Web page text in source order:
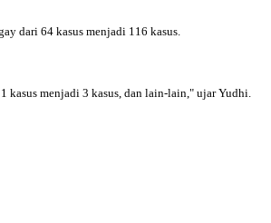
dari 64 kasus menjadi 116 kasus.
kasus menjadi 3 kasus, dan lain-lain," ujar Yudhi.